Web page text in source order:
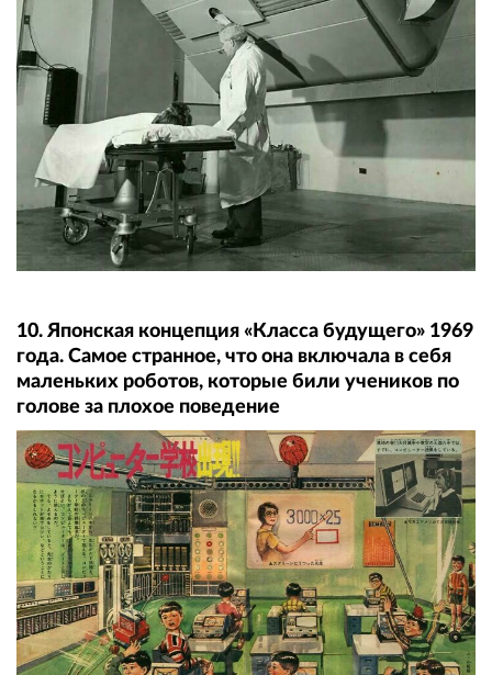
10. Японская концепция «Класса будущего» 1969
года. Самое странное, что она включала в себя
маленьких роботов, которые били учеников по
голове за плохое поведение